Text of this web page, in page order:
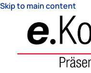
Skip to main content